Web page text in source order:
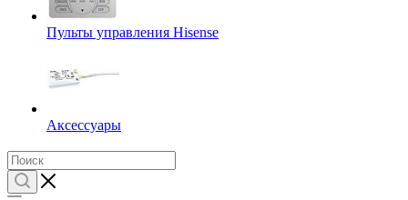
Пульты управления Hisense
Аксессуары